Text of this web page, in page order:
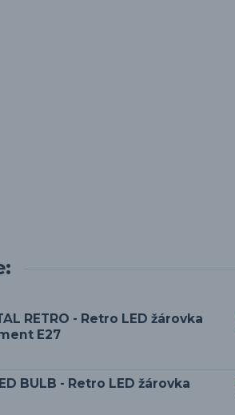
RETRO - Retro LED žárovka
E27
BULB - Retro LED žárovka